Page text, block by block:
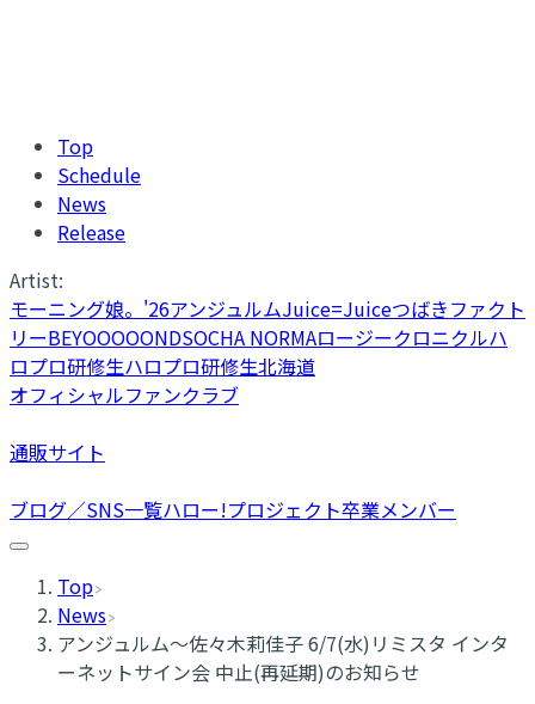
Top
Schedule
News
Release
Artist:
モーニング娘。'26アンジュルムJuice=Juiceつばきファクト
リーBEYOOOOONDSOCHA NORMAロージークロニクルハ
ロプロ研修生ハロプロ研修生北海道
オフィシャルファンクラブ
通販サイト
ブログ／SNS一覧ハロー!プロジェクト卒業メンバー
Top
News
アンジュルム～佐々木莉佳子 6/7(水)リミスタ インタ
ーネットサイン会 中止(再延期)のお知らせ